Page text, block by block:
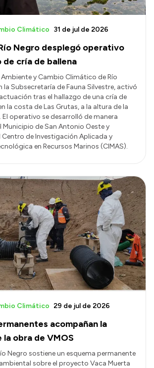
Negro desplegó operativo
de cría de ballena
Climático 31 de jul de 2026
y Cambio Climático de Río
Subsecretaría de Fauna Silvestre, activó
tras el hallazgo de una cría de
la costa de Las Grutas, a la altura de la
operativo se desarrolló de manera
Municipio de San Antonio Oeste y
Centro de Investigación Aplicada y
en Recursos Marinos (CIMAS).
acompañan la
obra de VMOS
Climático 29 de jul de 2026
Negro sostiene un esquema permanente
sobre el proyecto Vaca Muerta